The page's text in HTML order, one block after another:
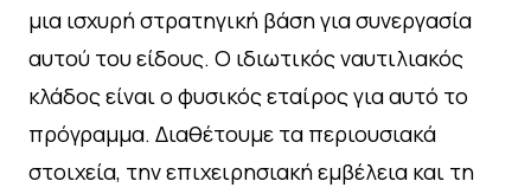
μια ισχυρή στρατηγική βάση για συνεργασία
αυτού του είδους. Ο ιδιωτικός ναυτιλιακός
κλάδος είναι ο φυσικός εταίρος για αυτό το
πρόγραμμα. Διαθέτουμε τα περιουσιακά
στοιχεία, την επιχειρησιακή εμβέλεια και τη